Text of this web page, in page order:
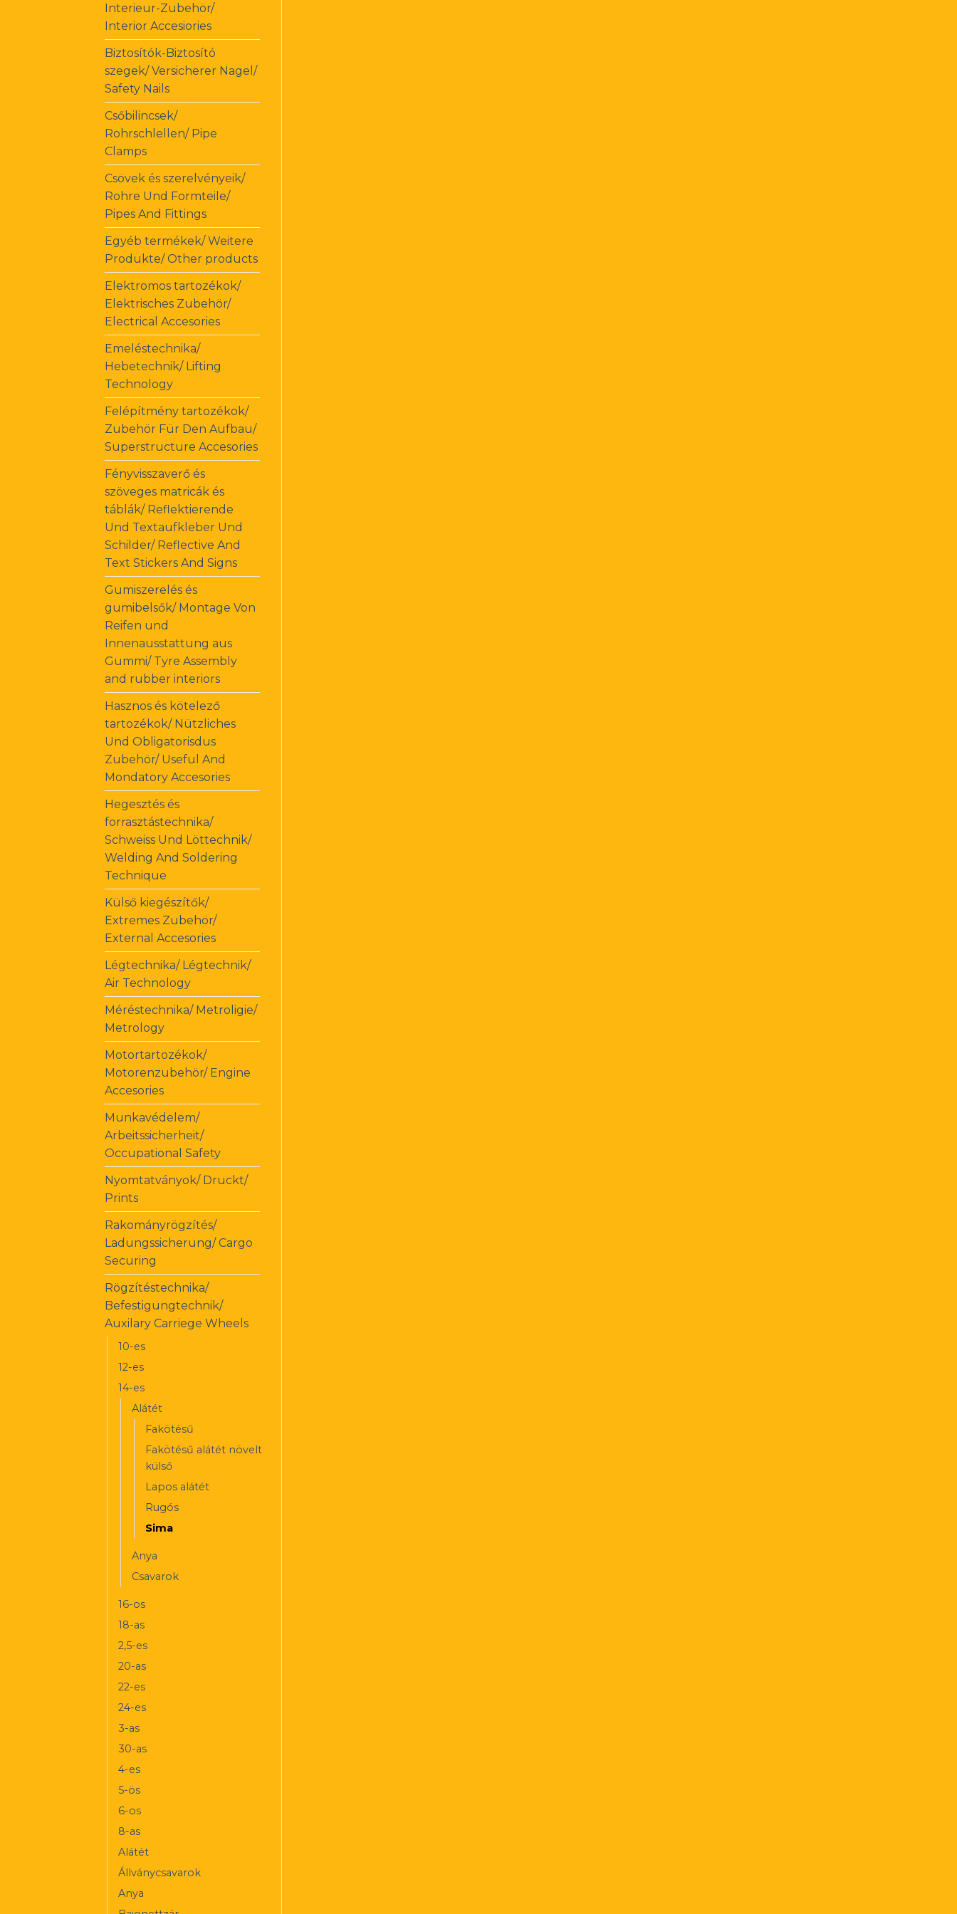
Interieur-Zubehör/
Interior Accesiories
Biztosítók-Biztosító
szegek/ Versicherer Nagel/
Safety Nails
Csőbilincsek/
Rohrschlellen/ Pipe
Clamps
Csövek és szerelvényeik/
Rohre Und Formteile/
Pipes And Fittings
Egyéb termékek/ Weitere
Produkte/ Other products
Elektromos tartozékok/
Elektrisches Zubehör/
Electrical Accesories
Emeléstechnika/
Hebetechnik/ Lifting
Technology
Felépítmény tartozékok/
Zubehör Für Den Aufbau/
Superstructure Accesories
Fényvisszaverő és
szöveges matricák és
táblák/ Reflektierende
Und Textaufkleber Und
Schilder/ Reflective And
Text Stickers And Signs
Gumiszerelés és
gumibelsők/ Montage Von
Reifen und
Innenausstattung aus
Gummi/ Tyre Assembly
and rubber interiors
Hasznos és kötelező
tartozékok/ Nützliches
Und Obligatorisdus
Zubehör/ Useful And
Mondatory Accesories
Hegesztés és
forrasztástechnika/
Schweiss Und Löttechnik/
Welding And Soldering
Technique
Külső kiegészítők/
Extremes Zubehör/
External Accesories
Légtechnika/ Légtechnik/
Air Technology
Méréstechnika/ Metroligie/
Metrology
Motortartozékok/
Motorenzubehör/ Engine
Accesories
Munkavédelem/
Arbeitssicherheit/
Occupational Safety
Nyomtatványok/ Druckt/
Prints
Rakományrögzítés/
Ladungssicherung/ Cargo
Securing
Rögzítéstechnika/
Befestigungtechnik/
Auxilary Carriege Wheels
10-es
12-es
14-es
Alátét
Fakötésű
Fakötésű alátét növelt
külső
Lapos alátét
Rugós
Sima
Anya
Csavarok
16-os
18-as
2,5-es
20-as
22-es
24-es
3-as
30-as
4-es
5-ös
6-os
8-as
Alátét
Állványcsavarok
Anya